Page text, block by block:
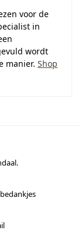
voor de
in
wordt
manier. Shop